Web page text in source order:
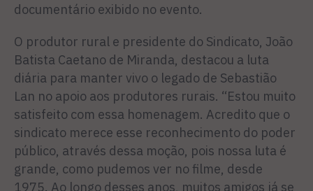
documentário exibido no evento.
O produtor rural e presidente do Sindicato, João
Batista Caetano de Miranda, destacou a luta
diária para manter vivo o legado de Sebastião
Lan no apoio aos produtores rurais. “Estou muito
satisfeito com essa homenagem. Acredito que o
sindicato merece esse reconhecimento do poder
público, através dessa moção, pois nossa luta é
grande, como pudemos ver no filme, desde
1975. Ao longo desses anos, muitos amigos já se